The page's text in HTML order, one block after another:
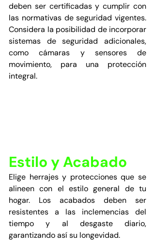
deben ser certificadas y cumplir con
las normativas de seguridad vigentes.
Considera la posibilidad de incorporar
sistemas de seguridad adicionales,
como cámaras y sensores de
movimiento, para una protección
integral.
Estilo y Acabado
Elige herrajes y protecciones que se
alineen con el estilo general de tu
hogar. Los acabados deben ser
resistentes a las inclemencias del
tiempo y al desgaste diario,
garantizando así su longevidad.